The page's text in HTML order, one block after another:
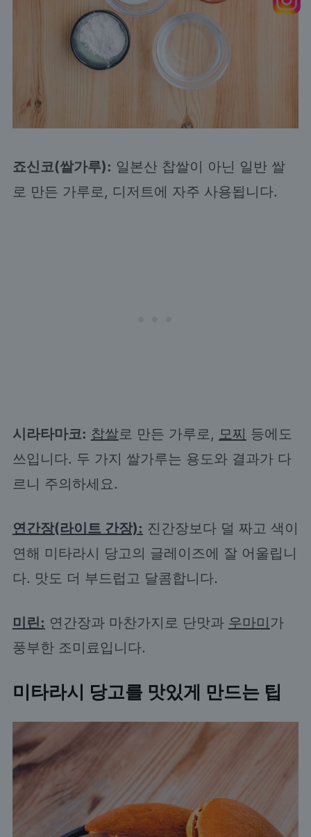
죠신코(쌀가루): 일본산 찹쌀이 아닌 일반 쌀
로 만든 가루로, 디저트에 자주 사용됩니다.
시라타마코: 찹쌀로 만든 가루로, 모찌 등에도
쓰입니다. 두 가지 쌀가루는 용도와 결과가 다
르니 주의하세요.
연간장(라이트 간장): 진간장보다 덜 짜고 색이
연해 미타라시 당고의 글레이즈에 잘 어울립니
다. 맛도 더 부드럽고 달콤합니다.
미린: 연간장과 마찬가지로 단맛과 우마미가
풍부한 조미료입니다.
미타라시 당고를 맛있게 만드는 팁